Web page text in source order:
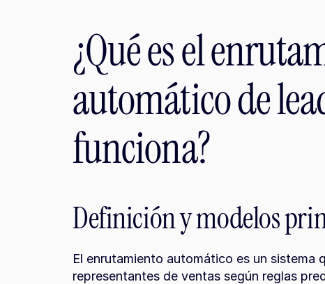
¿Qué es el
automático de
funciona?
Definición y modelos
El enrutamiento automático es un sistema
representantes de ventas según reglas